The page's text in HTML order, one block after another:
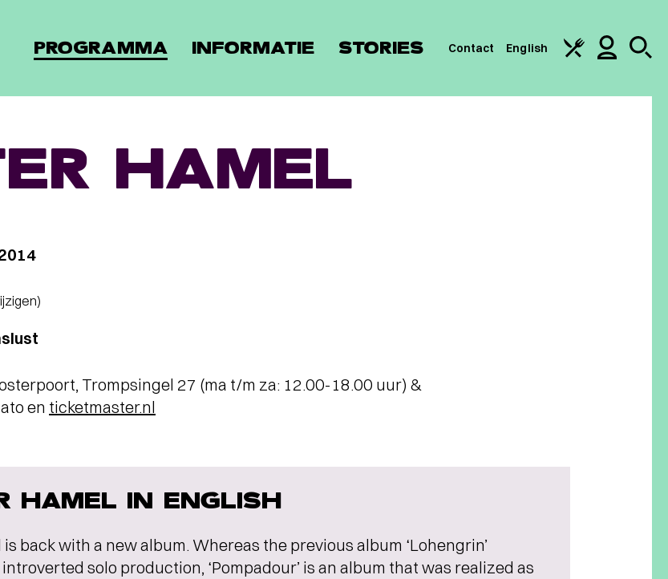
PROGRAMMA INFORMATIE STORIES Contact English
HAMEL
Trompsingel 27 (ma t/m za: 12.00-18.00 uur) &
en ticketmaster.nl
HAMEL IN ENGLISH
back with a new album. Whereas the previous album ‘Lohengrin’
solo production, ‘Pompadour’ is an album that was realized as